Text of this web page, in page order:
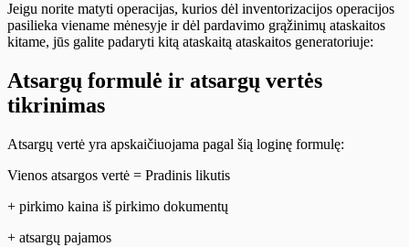
Jeigu norite matyti operacijas, kurios dėl inventorizacijos operacijos
pasilieka viename mėnesyje ir dėl pardavimo grąžinimų ataskaitos
kitame, jūs galite padaryti kitą ataskaitą ataskaitos generatoriuje:
Atsargų formulė ir atsargų vertės
tikrinimas
Atsargų vertė yra apskaičiuojama pagal šią loginę formulę:
Vienos atsargos vertė = Pradinis likutis
+ pirkimo kaina iš pirkimo dokumentų
+ atsargų pajamos